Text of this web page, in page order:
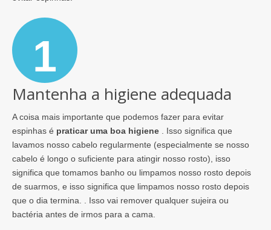
1
Mantenha a higiene adequada
A coisa mais importante que podemos fazer para evitar
espinhas é praticar uma boa higiene . Isso significa que
lavamos nosso cabelo regularmente (especialmente se nosso
cabelo é longo o suficiente para atingir nosso rosto), isso
significa que tomamos banho ou limpamos nosso rosto depois
de suarmos, e isso significa que limpamos nosso rosto depois
que o dia termina. . Isso vai remover qualquer sujeira ou
bactéria antes de irmos para a cama.